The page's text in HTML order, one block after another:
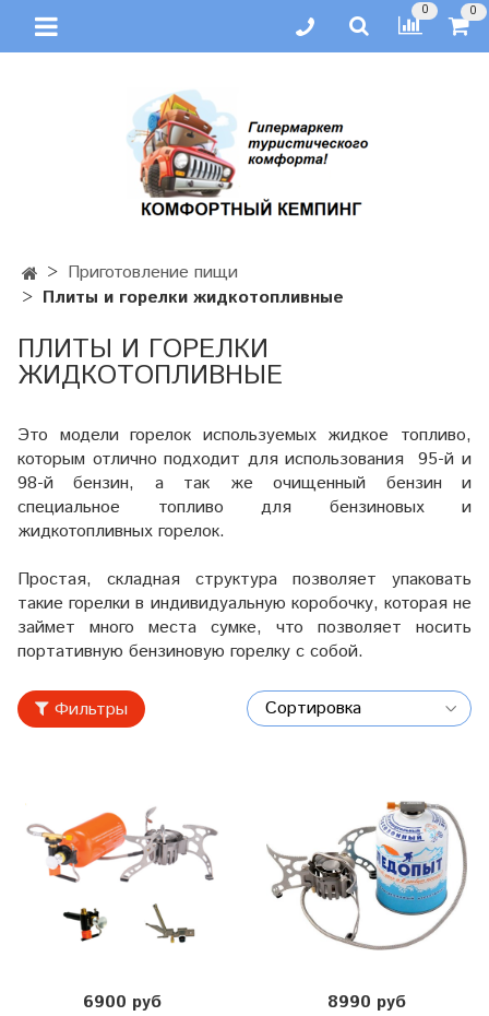
0 0
Приготовление пищи
Плиты и горелки жидкотопливные
ПЛИТЫ И ГОРЕЛКИ
ЖИДКОТОПЛИВНЫЕ
Это модели горелок используемых жидкое топливо,
которым отлично подходит для использования 95-й и
98-й бензин, а так же очищенный бензин и
специальное топливо для бензиновых и
жидкотопливных горелок.
Простая, складная структура позволяет упаковать
такие горелки в индивидуальную коробочку, которая не
займет много места сумке, что позволяет носить
портативную бензиновую горелку с собой.
Фильтры
6900 руб
8990 руб